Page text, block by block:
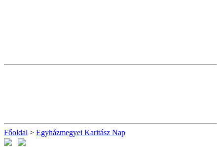
Főoldal > Egyházmegyei Karitász Nap